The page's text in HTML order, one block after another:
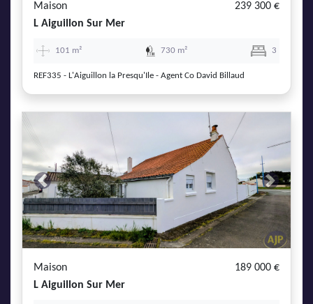
Maison
239 300 €
L Aiguillon Sur Mer
101 m² 730 m² 3
REF335 - L'Aiguillon la Presqu'Ile - Agent Co David Billaud
Previous Next
Maison
189 000 €
L Aiguillon Sur Mer